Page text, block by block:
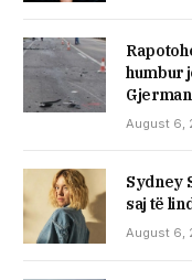
humbur
August 6,
Sydney
saj të
August 6,